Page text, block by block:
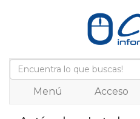
Menú Acceso